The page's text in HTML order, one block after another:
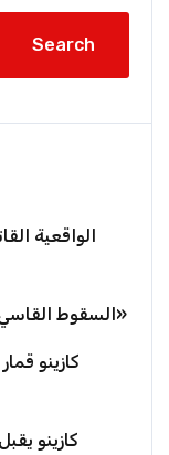
Search
الواقعية
السقوط القاسي لأقوى «أفضل كازينو بدون إيداع لبنان»
كازينو
كازينو